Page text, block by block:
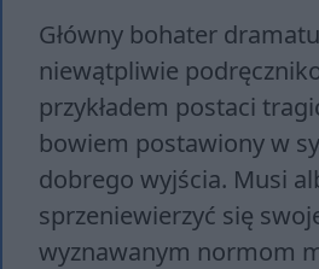
Główny bohater
niewątpliwie
przykładem postaci
bowiem postawiony w
dobrego wyjścia. Musi
sprzeniewierzyć się
wyznawanym normom